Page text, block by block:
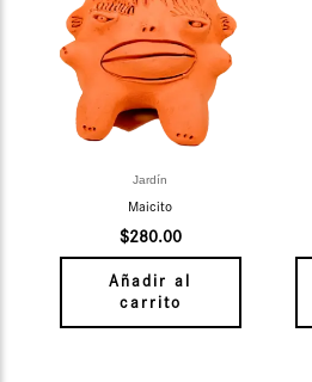
Jardín
Maicito
$280.00
Añadir al
carrito